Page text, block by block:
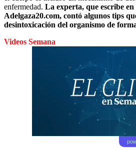
enfermedad. La experta, que escribe
Adelgaza20.com, contó algunos tips
desintoxicación del organismo de
Videos Semana